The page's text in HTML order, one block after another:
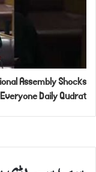
Assembly Shocks
Everyone Daily Qudrat